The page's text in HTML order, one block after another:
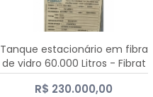
Tanque estacionário em fibra
de vidro 60.000 Litros - Fibrat
R$ 230.000,00